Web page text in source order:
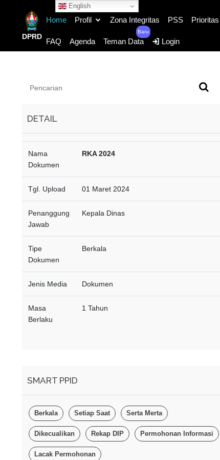
English
DPRD
Home Profil Zona Integritas PSS Prioritas
FAQ Agenda Teman Data
Baru
Login
DETAIL
Nama
Dokumen
RKA 2024
Tgl. Upload 01 Maret 2024
Penanggung
Jawab
Kepala Dinas
Tipe
Dokumen
Berkala
Jenis Media Dokumen
Masa
Berlaku
1 Tahun
SMART PPID
Berkala Setiap Saat Serta Merta
Dikecualikan Rekap DIP Permohonan Informasi
Lacak Permohonan